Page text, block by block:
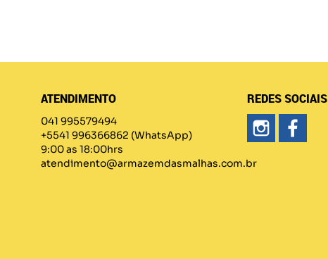
ATENDIMENTO
041 995579494
+5541 996366862 (WhatsApp)
9:00 as 18:00hrs
atendimento@armazemdasmalhas.com.br
REDES SOCIAIS